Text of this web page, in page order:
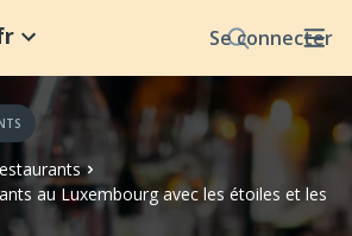
Se connecter
au Luxembourg avec les étoiles et les